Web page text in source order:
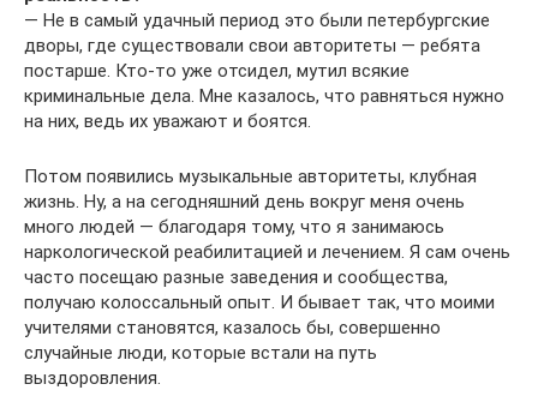
— Не в самый удачный период это были петербургские
дворы, где существовали свои авторитеты — ребята
постарше. Кто-то уже отсидел, мутил всякие
криминальные дела. Мне казалось, что равняться нужно
на них, ведь их уважают и боятся.
Потом поя­вились музыкальные авторитеты, клубная
жизнь. Ну, а на сегодняшний день вокруг меня очень
много людей — благодаря тому, что я занимаюсь
наркологической реабилитацией и лечением. Я сам очень
часто посещаю разные заведения и сообщества,
получаю колоссальный опыт. И бывает так, что моими
учителями становятся, казалось бы, совершенно
случайные люди, которые встали на путь
выздоровления.